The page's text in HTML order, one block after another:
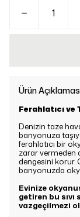
Ürün
Ferahlatıcı ve
Denizin taze
banyonuza
ferahlatıcı bir
zarar vermeden
dengesini korur.
banyonuzda
Evinize
getiren bu
vazgeçilmezi